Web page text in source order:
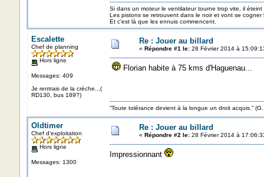
Si dans un moteur le ventilateur tourne trop vite, il éteint
Les pistons se retrouvent dans le noir et vont se
Et c’est là que les ennuis commencent.
Escalette
Chef de planning
Hors ligne
Messages: 409
Je rentrais de la crèche...(
RD130, bus 189?)
Re : Jouer au billard
« Répondre #1 le:28 Février 2014 à
Florian habite à 75 kms d'Haguenau...
“Toute tolérance devient à la longue un droit acquis.”
Oldtimer
Chef d'exploitation
Hors ligne
Messages: 1300
Re : Jouer au billard
« Répondre #2 le:28 Février 2014 à
Impressionnant